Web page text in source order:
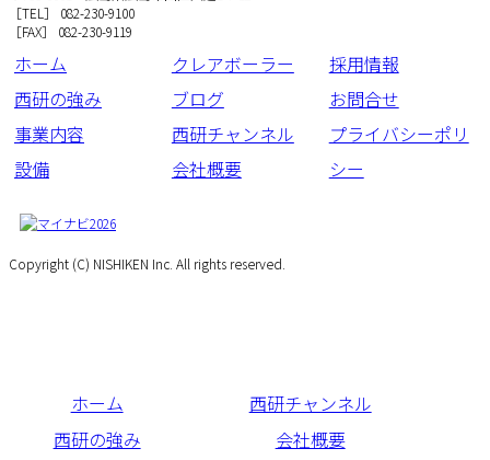
［TEL］ 082-230-9100
［FAX］ 082-230-9119
ホーム
西研の強み
事業内容
設備
クレアボーラー
ブログ
西研チャンネル
会社概要
採用情報
お問合せ
プライバシーポリ
シー
Copyright (C) NISHIKEN Inc. All rights reserved.
ホーム
西研の強み
西研チャンネル
会社概要